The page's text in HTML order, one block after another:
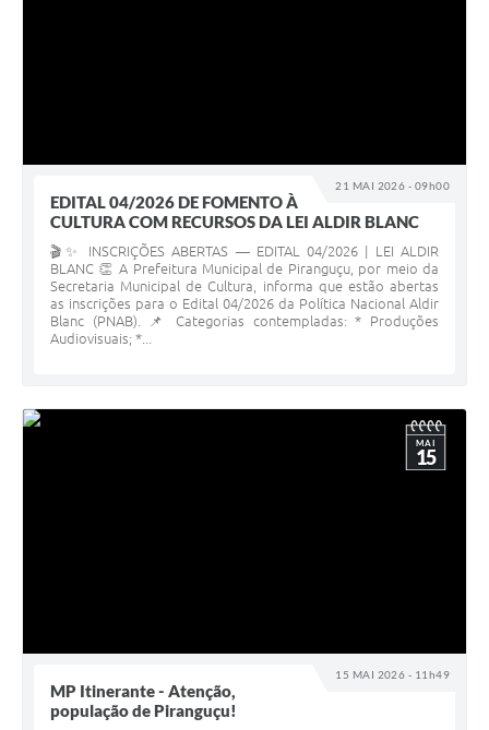
21 MAI 2026 - 09h00
EDITAL 04/2026 DE FOMENTO À
CULTURA COM RECURSOS DA LEI ALDIR BLANC
🎬✨ INSCRIÇÕES ABERTAS — EDITAL 04/2026 | LEI ALDIR
BLANC 👏 A Prefeitura Municipal de Piranguçu, por meio da
Secretaria Municipal de Cultura, informa que estão abertas
as inscrições para o Edital 04/2026 da Política Nacional Aldir
Blanc (PNAB). 📌 Categorias contempladas: * Produções
Audiovisuais; *...
15 MAI 2026 - 11h49
MAI
15
MP Itinerante - Atenção,
população de Piranguçu!